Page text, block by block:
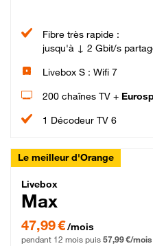
Fibre très rapide :
jusqu'à ↓ 2 Gbit/s
Livebox S : Wifi 7
200 chaînes TV +
1 Décodeur TV 6
Le meilleur d'Orange
Livebox Max
Livebox
Max
47,99 € par mois pendant 12 mois
47,99 €/mois
pendant 12 mois puis 57,99 €/mois